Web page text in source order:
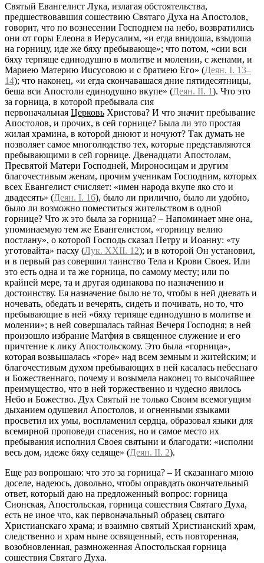
Святый Евангелист Лука, излагая обстоятельства,
предшествовавшия сошествию Святаго Духа на Апостолов,
говорит, что по вознесении Господнем на небо, возвратились
они от горы Елеона в Иерусалим, «и егда внидоша, взыдоша
на горницу, иде же бяху пребывающе»; что потом, «сии вси
бяху терпяще единодушно в молитве и молении, с женами, и
Mapиeю Maтepию Иucyсовою и с братиею Его» (Деян. I. 13–
14); что наконец, «и егда скончавашася дние пятидесятницы,
беша вси Апостоли единодушно вкупе» (Деян. II. 1). Что это
за горница, в которой пребывала сия
первоначальная Церковь Христова? И что значит пребывание
Апостолов, и прочих, в сей горнице? Была ли это простая
жилая храмина, в которой днюют и ночуют? Так думать не
позволяет самое многолюдство тех, которые представляются
пребывающими в сей горнице. Двенадцати Апостолам,
Пресвятой Матери Господней, Мироносицам и другим
благочестивым женам, прочим ученикам Господним, которых
всех Евангелист счисляет: «имен народа вкупе яко сто и
двадесять» (Деян. I. 16), было ли прилично, было ли удобно,
было ли возможно поместиться жительством в одной
горнице? Что ж это была за горница? – Напоминает мне она,
упоминаемую тем же Евангелистом, «горницу велию
постлану», о которой Господь сказал Петру и Иоаннy: «ту
уготовайта» пасху (Лук. XXII. 12); и в которой Он установил,
и в первый раз совершил таинство Тела и Крови Своея. Или
это есть одна и та же горница, по самому месту; или по
крайней мере, та и другая одинакова по назначению и
достоинству. Ея назначение было не то, чтобы в ней дневать и
ночевать, обедать и вечерять, сидеть и почивать, но то, что
пребывающие в ней «бяху терпяще единодушно в молитве и
молении»; в ней совершалась тайная Вечеря Господня; в ней
произошло избрание Матфия в священное служение и его
причтение к лику Апостольскому. Это была «горница»,
которая возвышалась «горе» над всем земным и житейским; и
благочестивым духом пребывающих в ней касалась небеснаго
и Божественнаго, почему и возымела наконец то высочайшее
преимущество, что в ней торжественно и чудесно явилось
Небо и Божество. Дух Святый не только Своим всемогущим
дыханием одушевил Апостолов, и огненными языками
просветил их умы, воспламенил сердца, образовал языки для
всемирной проповеди спасения, но и самое место их
пребывания исполнил Своея святыни и благодати: «исполни
весь дом, идеже бяху седяще» (Деян. II. 2).
Еще раз вопрошаю: что это за горница? – И сказаннаго мною
доселе, надеюсь, довольно, чтобы оправдать окончательный
ответ, который даю на предложенный вопрос: горница
Сионская, Апостольская, горница сошествия Святаго Духа,
есть не иное что, как первоначальный образец святаго
Христианскаго храма; и взаимно святый Христианский храм,
следственно и храм ныне освященный, есть повторенная,
возобновленная, размноженная Апостольская горница
сошествия Святаго Духа.